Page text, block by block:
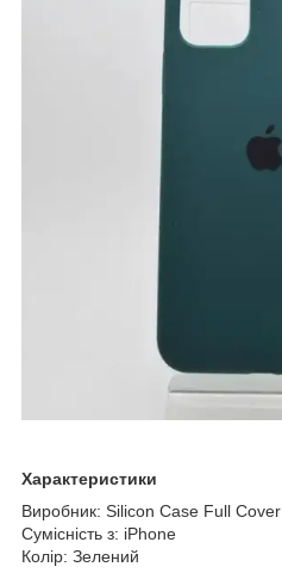
Характеристики
Виробник: Silicon Case Full Cover
Сумісність з: iPhone
Колір: Зелений